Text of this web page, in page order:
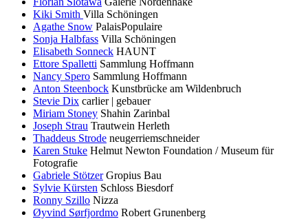
Kiki Smith Villa Schöningen
Agathe Snow PalaisPopulaire
Sonja Halbfass Villa Schöningen
Elisabeth Sonneck HAUNT
Ettore Spalletti Sammlung Hoffmann
Nancy Spero Sammlung Hoffmann
Anton Steenbock Kunstbrücke am Wildenbruch
Stevie Dix carlier | gebauer
Miriam Stoney Shahin Zarinbal
Joseph Strau Trautwein Herleth
Thaddeus Strode neugerriemschneider
Karen Stuke Helmut Newton Foundation / Museum für
Fotografie
Gabriele Stötzer Gropius Bau
Sylvie Kürsten Schloss Biesdorf
Ronny Szillo Nizza
Øyvind Sørfjordmo Robert Grunenberg